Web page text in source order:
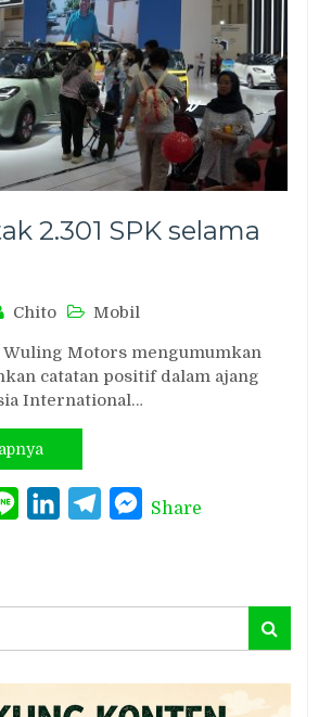
2.301 SPK selama
Chito Mobil
Motors mengumumkan
catatan positif dalam ajang
International…
Line LinkedInTelegramMessenger
Share
Search